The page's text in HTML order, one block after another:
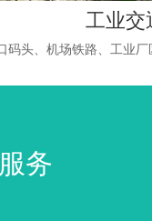
工业交
码头、机场铁路、工业
务